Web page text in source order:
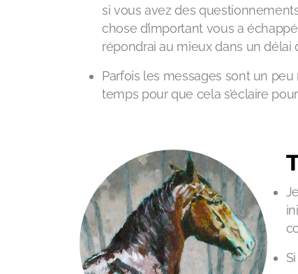
si vous avez des
chose d’important vous a
répondrai au mieux dans un délai
Parfois les messages sont un
temps pour que cela s’éclaire